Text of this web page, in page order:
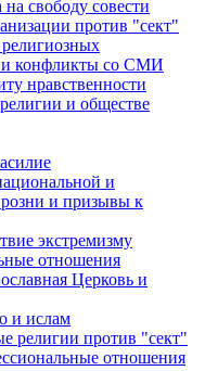
свободу совести
против "сект"
и конфликты со СМИ
нравственности
и обществе
и
и призывы к
экстремизму
отношения
Церковь и
и ислам
религии против "сект"
отношения